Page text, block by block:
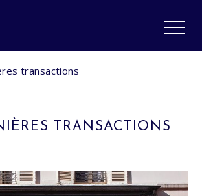
transactions
TRANSACTIONS